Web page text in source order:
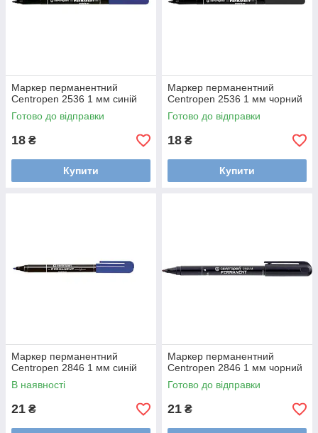
Маркер перманентний
Centropen 2536 1 мм синій
Готово до відправки
18 ₴
Купити
Маркер перманентний
Centropen 2536 1 мм чорний
Готово до відправки
18 ₴
Купити
Маркер перманентний
Centropen 2846 1 мм синій
В наявності
21 ₴
Маркер перманентний
Centropen 2846 1 мм чорний
Готово до відправки
21 ₴